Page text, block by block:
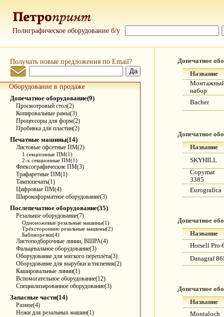
Полиграфическое оборудование б/у
Получать новые предложения по Email?
Оборудование в продаже
Допечатное оборудование(9)
Просмотровый стол(2)
Копировальные рамы(3)
Процессоры для форм(2)
Пробивка для пластин(2)
Печатные машины(14)
Листовые офсетные ПМ(2)
1 секционные ПМ(1)
2-х секционные ПМ(1)
Флексографические ПМ(3)
Трафаретные ПМ(1)
Тампопечать(1)
Цифровые ПМ(4)
Широкоформатное оборудование(3)
Послепечатное оборудование(35)
Резальное оборудование(7)
Одноножевые резальные машины(1)
Трёхсторонние резальные машины(2)
Бабинорезки(4)
Листоподборочные линии, ВШРА(4)
Фальцевальное оборудование(3)
Оборудование для мягкого переплёта(3)
Оборудование для вырубки и тиснения(2)
Кашировальные линии(1)
Вспомогательное оборудование(12)
Специализированное оборудование(3)
Запасные части(14)
Разное(4)
Ножи для резальных машин(1)
Допечатное
Название
набор
Bacher
Допечатное
Название
SKYHILL
Copymat
3385
Eurografica
Допечатное
Название
Horsell Pro-
Danagraf
Допечатное
Название
Montaloch